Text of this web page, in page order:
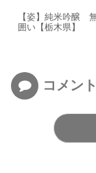
【姿】純米吟醸
囲い【栃木県】
コメント